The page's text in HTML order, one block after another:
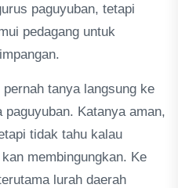
paguyuban, tetapi
pedagang untuk
tanya langsung ke
paguyuban. Katanya aman,
tidak tahu kalau
membingungkan. Ke
lurah daerah